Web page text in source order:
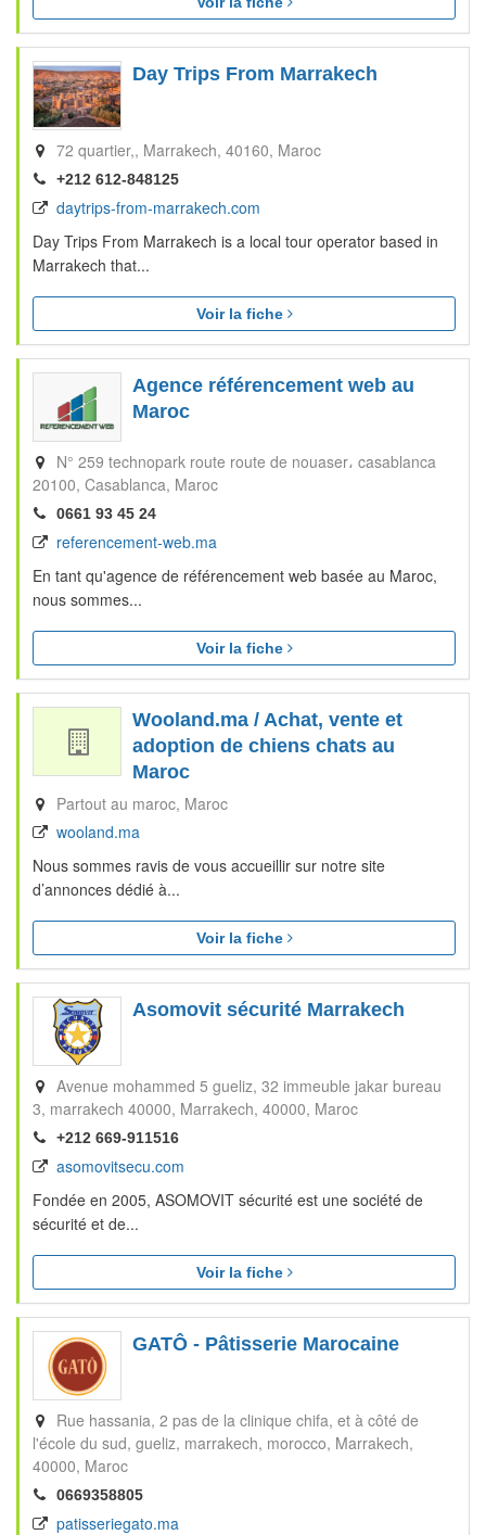
Day Trips From Marrakech
72 quartier, Marrakech 40160 Maroc
+212 612-848125
daytrips-from-marrakech.com
Day Trips From Marrakech is a local tour operator based in
Marrakech that...
Voir la fiche
Agence référencement web au
Maroc
N° 259 technopark route route de nouaser، casablanca
20100 Casablanca Maroc
0661 93 45 24
referencement-web.ma
En tant qu'agence de référencement web basée au Maroc,
nous sommes...
Voir la fiche
Wooland.ma / Achat, vente et
adoption de chiens chats au
Maroc
Partout au maroc Maroc
wooland.ma
Nous sommes ravis de vous accueillir sur notre site
d’annonces dédié à...
Voir la fiche
Asomovit sécurité Marrakech
Avenue mohammed 5 gueliz, 32 immeuble jakar bureau
3, marrakech 40000 Marrakech 40000 Maroc
+212 669-911516
asomovitsecu.com
Fondée en 2005, ASOMOVIT sécurité est une société de
sécurité et de...
Voir la fiche
GATÔ - Pâtisserie Marocaine
Rue hassania, 2 pas de la clinique chifa, et à côté de
l'école du sud, gueliz, marrakech, morocco Marrakech
40000 Maroc
0669358805
patisseriegato.ma